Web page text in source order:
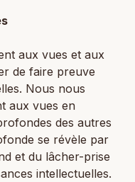
aux vues et aux
de faire preuve
Nous nous
aux vues en
des autres
se révèle par
et du lâcher-prise
intellectuelles.